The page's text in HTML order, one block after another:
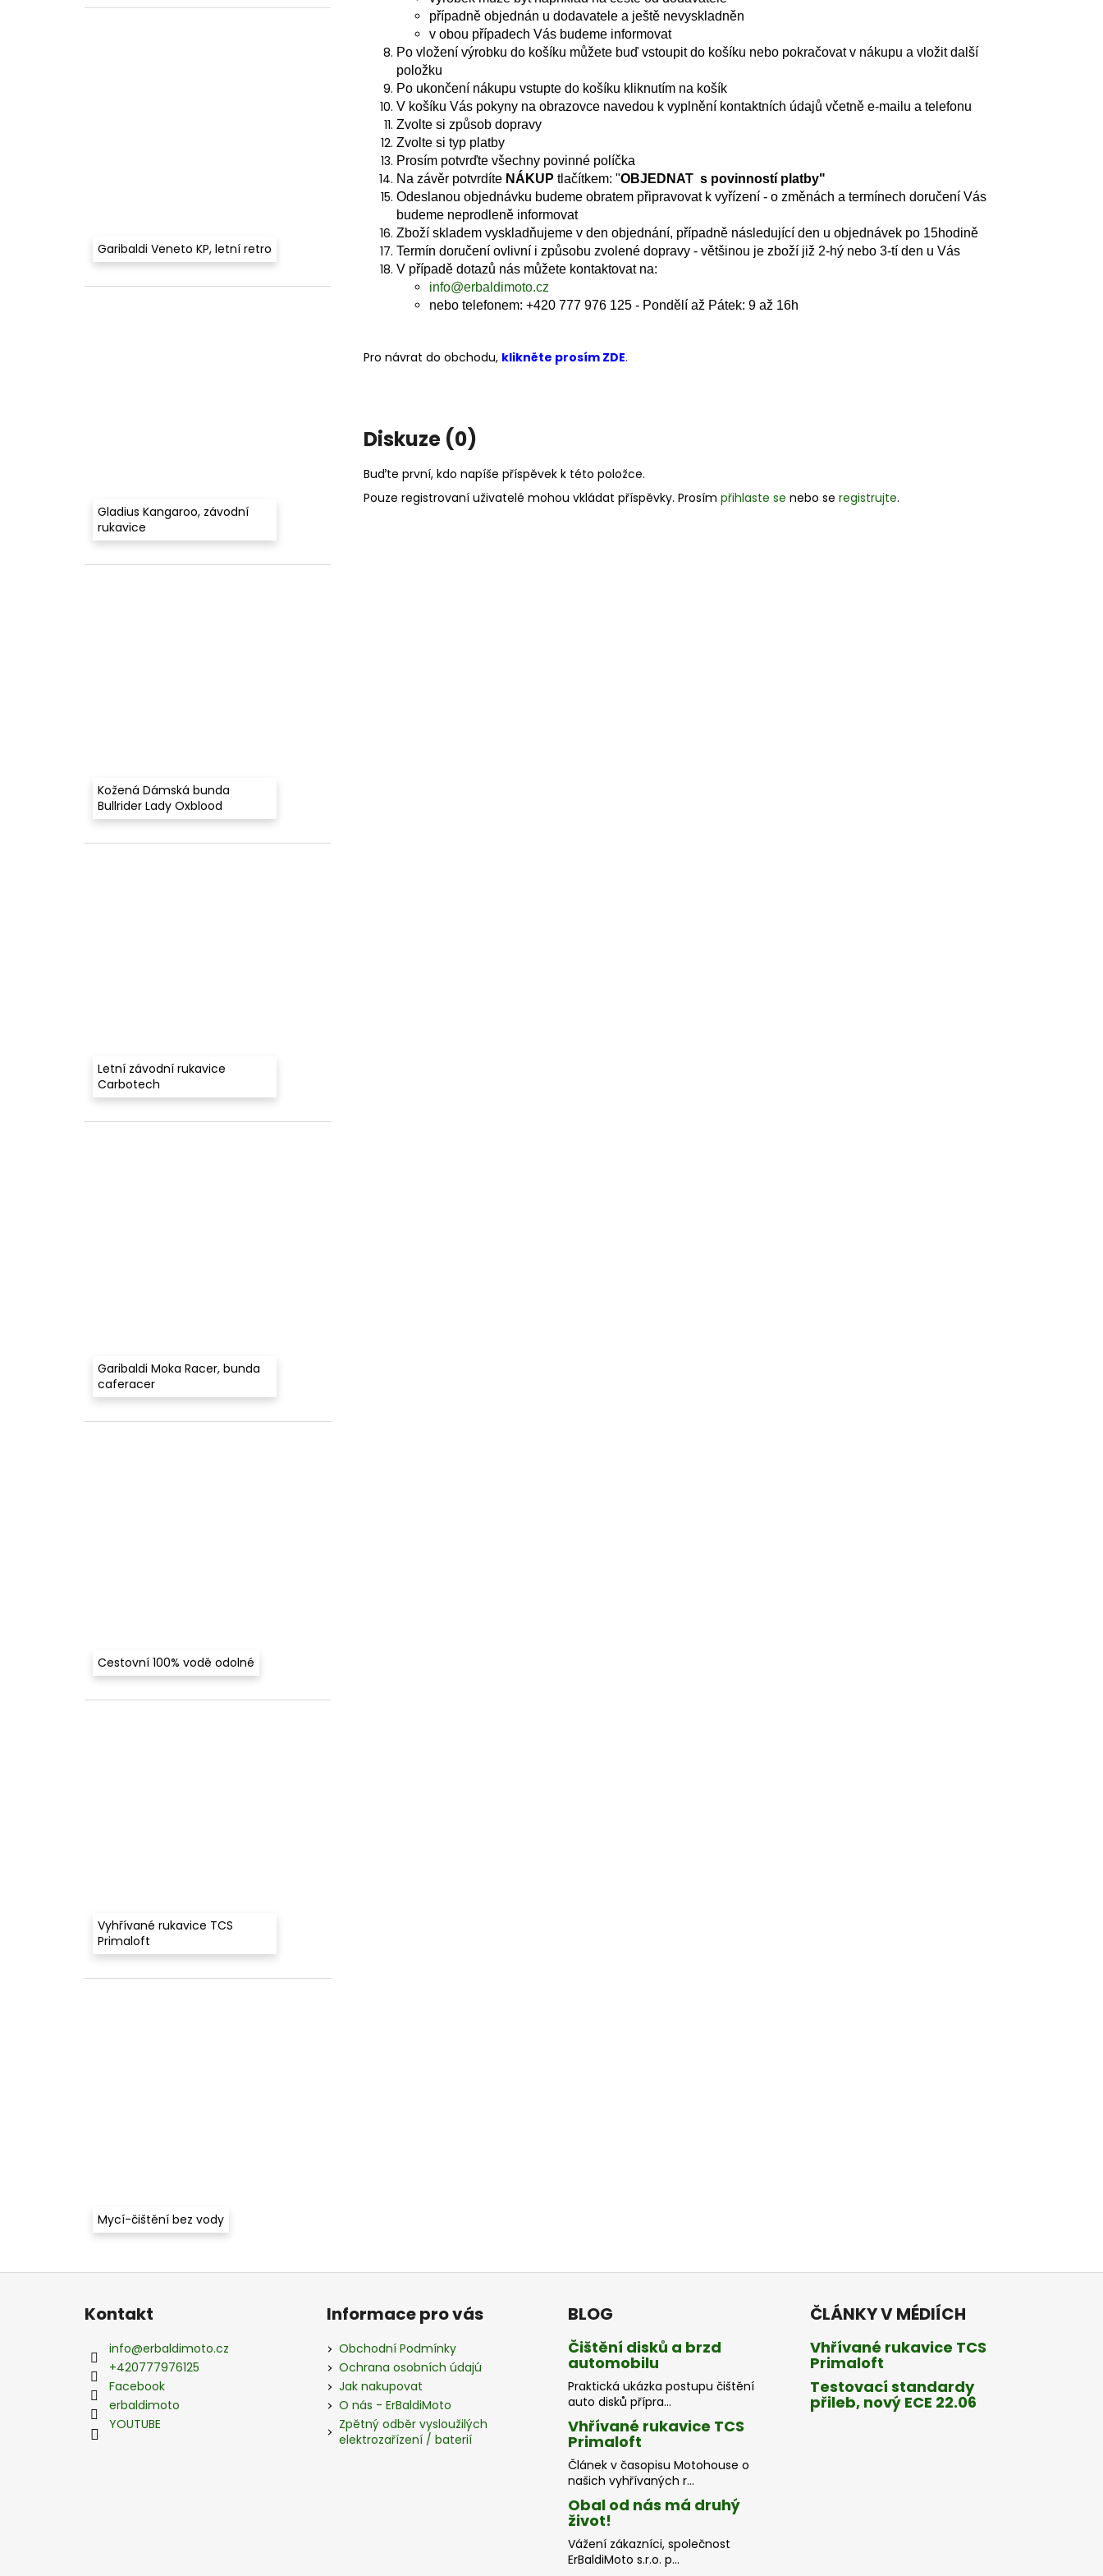
Garibaldi Veneto KP, letní retro
Gladius Kangaroo, závodní
rukavice
Kožená Dámská bunda
Bullrider Lady Oxblood
Letní závodní rukavice
Carbotech
Garibaldi Moka Racer, bunda
caferacer
Cestovní 100% vodě odolné
Vyhřívané rukavice TCS
Primaloft
Mycí-čištění bez vody
případně objednán u dodavatele a ještě nevyskladněn
v obou případech Vás budeme informovat
Po vložení výrobku do košíku můžete buď vstoupit do košíku nebo pokračovat v nákupu a vložit další
položku
Po ukončení nákupu vstupte do košíku kliknutím na košík
V košíku Vás pokyny na obrazovce navedou k vyplnění kontaktních údajů včetně e-mailu a telefonu
Zvolte si způsob dopravy
Zvolte si typ platby
Prosím potvrďte všechny povinné políčka
Na závěr potvrdíte NÁKUP tlačítkem: "OBJEDNAT s povinností platby"
Odeslanou objednávku budeme obratem připravovat k vyřízení - o změnách a termínech doručení Vás
budeme neprodleně informovat
Zboží skladem vyskladňujeme v den objednání, případně následující den u objednávek po 15hodině
Termín doručení ovlivní i způsobu zvolené dopravy - většinou je zboží již 2-hý nebo 3-tí den u Vás
V případě dotazů nás můžete kontaktovat na:
info@erbaldimoto.cz
nebo telefonem: +420 777 976 125 - Pondělí až Pátek: 9 až 16h
Pro návrat do obchodu, klikněte prosím ZDE.
Diskuze (0)
Buďte první, kdo napíše příspěvek k této položce.
Pouze registrovaní uživatelé mohou vkládat příspěvky. Prosím přihlaste se nebo se registrujte.
ERBALDIMOTO
4 549 Kč
VODĚ ODOLNÉ
3 450 Kč
Kontakt
info@erbaldimoto.cz
+420777976125
Facebook
erbaldimoto
YOUTUBE
Informace pro vás
Obchodní Podmínky
Ochrana osobních údajú
Jak nakupovat
O nás - ErBaldiMoto
Zpětný odběr vysloužilých
elektrozařízení / baterií
BLOG
Čištění disků a brzd
automobilu
Praktická ukázka postupu čištění
auto disků přípra...
Vhřívané rukavice TCS
Primaloft
Článek v časopisu Motohouse o
našich vyhřívaných r...
Obal od nás má druhý
život!
Vážení zákazníci, společnost
ErBaldiMoto s.r.o. p...
ČLÁNKY V MÉDIÍCH
Vhřívané rukavice TCS
Primaloft
Testovací standardy
přileb, nový ECE 22.06